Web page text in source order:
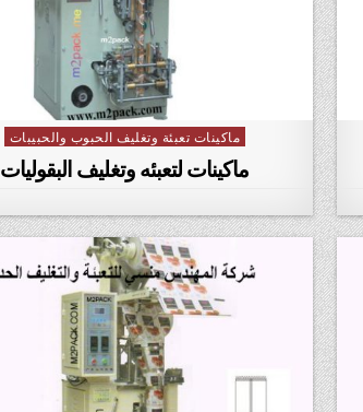
Posted in
ماكينات تعبئة وتغليف الحبوب والحبيبات
ماكينات لتعبئه وتغليف البقوليات